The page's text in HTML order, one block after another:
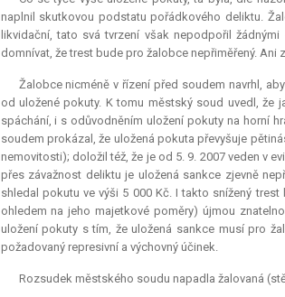
naplnil skutkovou podstatu pořádkového deliktu.
likvidační, tato svá tvrzení však nepodpořil
domnívat, že trest bude pro žalobce nepřiměřený.
Žalobce nicméně v řízení před soudem navrhl,
od uložené pokuty. K tomu městský soud uvedl, že
spáchání, i s odůvodněním uložení pokuty na horní
soudem prokázal, že uložená pokuta převyšuje
nemovitosti); doložil též, že je od 5. 9. 2007 veden v
přes závažnost deliktu je uložená sankce zjevně
shledal pokutu ve výši 5 000 Kč. I takto snížený
ohledem na jeho majetkové poměry) újmou
uložení pokuty s tím, že uložená sankce musí pro
požadovaný represivní a výchovný účinek.
Rozsudek městského soudu napadla žalovaná